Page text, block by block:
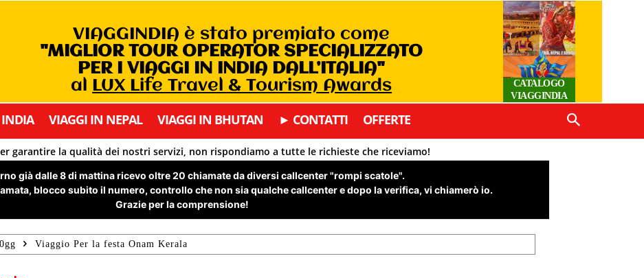
VIAGGINDIA è stato premiato come
"MIGLIOR TOUR OPERATOR SPECIALIZZATO
PER I VIAGGI IN INDIA DALL’ITALIA"
al LUX Life Travel & Tourism Awards
CATALOGO
VIAGGINDIA
VIAGGI IN NEPAL VIAGGI IN BHUTAN ► CONTATTI OFFERTE
garantire la qualità dei nostri servizi, non rispondiamo a tutte le richieste che riceviamo!
già dalle 8 di mattina ricevo oltre 20 chiamate da diversi callcenter "rompi scatole".
blocco subito il numero, controllo che non sia qualche callcenter e dopo la verifica, vi chiamerò io.
Grazie per la comprensione!
Viaggio Per la festa Onam Kerala